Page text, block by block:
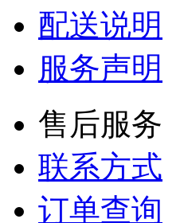
配送说明
服务声明
售后服务
联系方式
订单查询